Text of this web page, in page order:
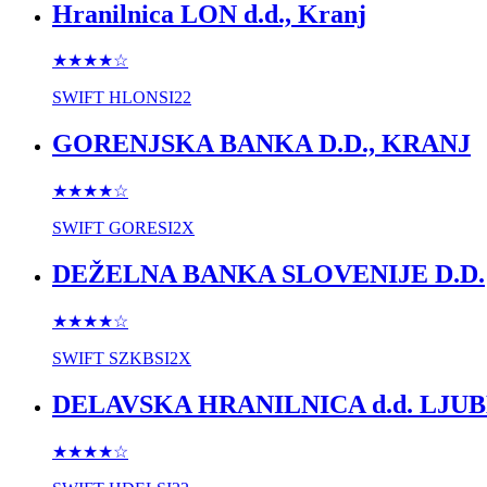
Hranilnica LON d.d., Kranj
★★★★☆
SWIFT HLONSI22
GORENJSKA BANKA D.D., KRANJ
★★★★☆
SWIFT GORESI2X
DEŽELNA BANKA SLOVENIJE D.D.
★★★★☆
SWIFT SZKBSI2X
DELAVSKA HRANILNICA d.d.
★★★★☆